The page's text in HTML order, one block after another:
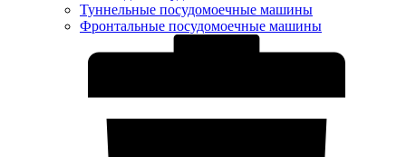
Туннельные посудомоечные машины
Фронтальные посудомоечные машины